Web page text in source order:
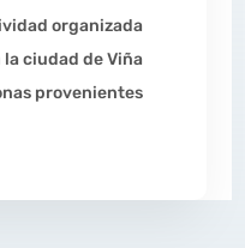
organizada
ciudad de Viña
provenientes